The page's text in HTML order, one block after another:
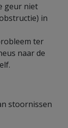
geur niet
in
ter
naar de
stoornissen